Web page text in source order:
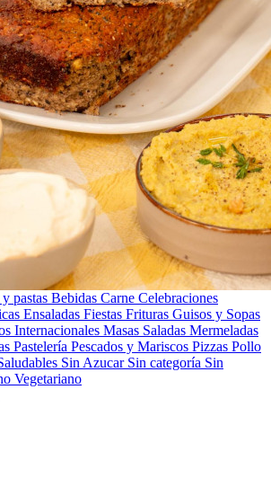
pastas Bebidas Carne Celebraciones
Ensaladas Fiestas Frituras Guisos y Sopas
Internacionales Masas Saladas Mermeladas
Pastelería Pescados y Mariscos Pizzas Pollo
Sin Azucar Sin categoría Sin
Vegetariano